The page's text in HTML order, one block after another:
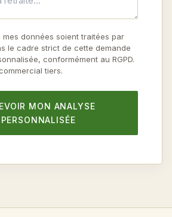
données soient traitées par
le cadre strict de cette demande
conformément au RGPD.
tiers.
MON ANALYSE
PERSONNALISÉE